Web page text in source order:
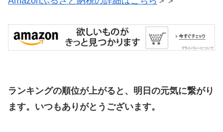
ランキングの順位が上がると、明日の元気に繋がり
ます。いつもありがとうございます。